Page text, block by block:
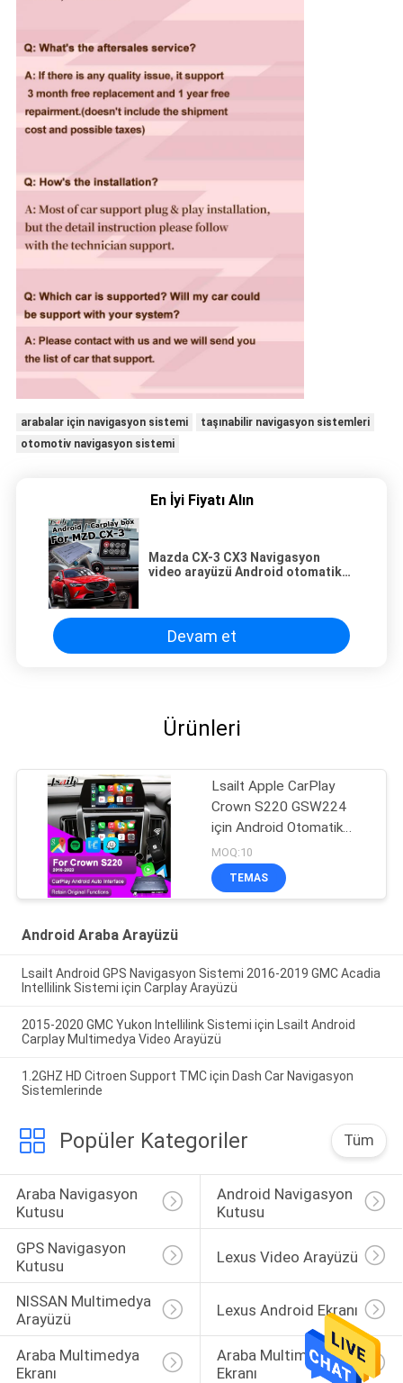
arabalar için navigasyon sistemi
taşınabilir navigasyon sistemleri
otomotiv navigasyon sistemi
En İyi Fiyatı Alın
Mazda CX-3 CX3 Navigasyon
video arayüzü Android otomatik
Devam et
Ürünleri
Lsailt Apple CarPlay
Crown S220 GSW224
için Android Otomatik
Modülü 2018-2022
Entegre Mobil Telefon
Yansıtıcı, Geri Kamera
MOQ:10
TEMAS
Android Araba Arayüzü
Lsailt Android GPS Navigasyon Sistemi 2016-2019 GMC Acadia
Intellilink Sistemi için Carplay Arayüzü
2015-2020 GMC Yukon Intellilink Sistemi için Lsailt Android
Carplay Multimedya Video Arayüzü
1.2GHZ HD Citroen Support TMC için Dash Car Navigasyon
Sistemlerinde
Popüler Kategoriler Tüm
Araba Navigasyon
Kutusu
Android Navigasyon
Kutusu
GPS Navigasyon
Kutusu
Lexus Video Arayüzü
NISSAN Multimedya
Arayüzü
Lexus Android Ekranı
Araba Multimedya
Ekranı
Araba Multimedya
Ekranı